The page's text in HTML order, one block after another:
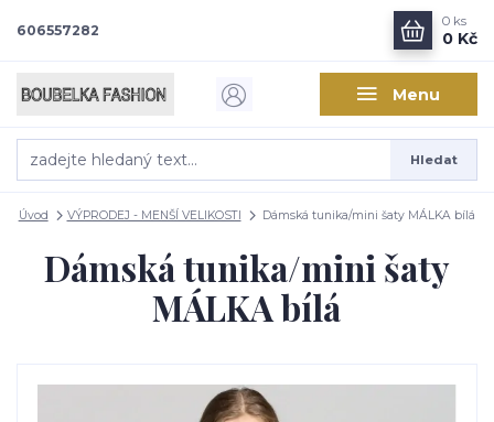
Menu
Hledat
606557282
0 ks
0 Kč
Úvod VÝPRODEJ - MENŠÍ VELIKOSTI Dámská tunika/mini šaty MÁLKA bílá
Dámská tunika/mini šaty
MÁLKA bílá